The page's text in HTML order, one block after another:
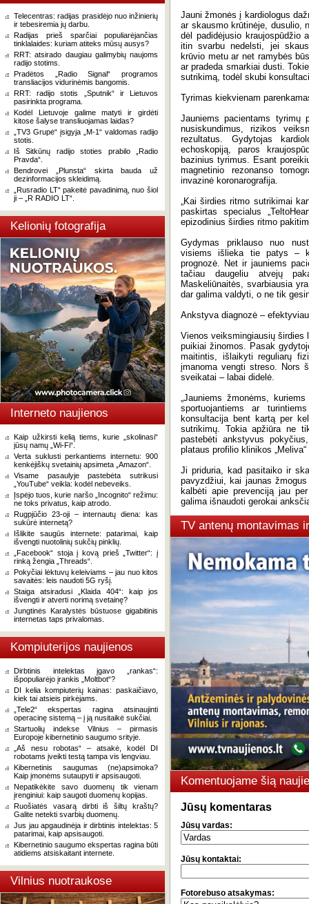
Telecentras: radijas prasidėjo nuo inžinierių
ir tebesiremia jų darbu.
Radijas prieš sparčiai populiarėjančias
tinklalaides: kuriam atiteks mūsų ausys?
RRT: atsirado daugiau galimybių naujoms
radijo stotims.
Pradėtos „Radio Signal“ programos
transliacijos vidurinėmis bangomis.
RRT: radijo stotis „Sputnik“ ir Lietuvos
pasirinkta programa.
Kodėl Lietuvoje galime matyti ir girdėti
kitose šalyse transliuojamas laidas?
„TV3 Grupė“ įsigyja „M-1“ valdomas radijo
stotis.
Iš Sitkūnų radijo stoties prabilo „Radio
Pravda“.
Bendrovei „Plunsta“ skirta bauda už
dezinformacijos skleidimą.
„Rusradio LT“ pakeitė pavadinimą, nuo šiol
ji – „R RADIO LT“.
Kelionių fotografija
Interneto naujienos
Kaip užkirsti kelią tiems, kurie „skolinasi“
jūsų namų „Wi-Fi“.
Verta suklusti perkantiems internetu: 900
kenkėjiškų svetainių apsimeta „Amazon“.
Visame pasaulyje pastebėta sutrikusi
„YouTube“ veikla: kodėl nebeveiks.
Įspėjo tuos, kurie naršo „Incognito“ režimu:
ne toks privatus, kaip atrodo.
Rugpjūčio 23-oji – internautų diena: kas
sukūrė internetą?
Išlikite saugūs internete: patarimai, kaip
išvengti nuotolinių sukčių pinklių.
„Facebook“ stoja į kovą prieš „Twitter“: į
rinką žengia „Threads“.
Pokyčiai lėktuvų keleiviams – jau nuo kitos
savaitės: leis naudoti 5G ryšį.
Staiga atsiradusi „Klaida 404“: kaip jos
išvengti ir atverti norimą svetainę?
Jungtinės Karalystės būstuose gigabitinis
internetas taps privalomas.
Kompiuterijos naujienos
Dirbtinis intelektas įgavo „rankas“:
išpopuliarėjo įrankis „Moltbot“?
DI kelia kompiuterių kainas: paskaičiavo,
kiek tai atsieis pirkėjams.
„Tele2“ ekspertas ragina atsinaujinti
operacinę sistemą – į ją nusitaikė sukčiai.
Startuolių indekse Vilnius – pirmasis
Europoje kibernetinio saugumo srityje.
„Aš nesu robotas“ – atsakė, kodėl DI
robotams įveikti testą tampa vis lengviau.
Kibernetinis saugumas (ne)apsimoka?
Kaip įmonėms sutaupyti ir apsisaugoti.
Nepatikėkite savo duomenų tik vienam
įrenginiui: kaip saugoti duomenų kopijas.
Ruošiatės vasarą dirbti iš šiltų kraštų?
Galite netekti svarbių duomenų.
Jus jau apgaudinėja ir dirbtinis intelektas: 5
patarimai, kaip apsisaugoti.
Kibernetinio saugumo ekspertas ragina būti
atidiems atsiskaitant internete.
Vilnius nuotraukose
Jauni žmonės į kardiologus
ar skausmo krūtinėje, dusulio,
dėl padidėjusio kraujospūdžio
itin svarbu nedelsti, jei
krūvio metu ar net ramybės
ar pradeda smarkiai dusti.
sutrikimą, todėl skubi
Tyrimas kiekvienam
Jauniems pacientams tyrimų
nusiskundimus, rizikos
rezultatus. Gydytojas
echoskopiją, paros
bazinius tyrimus. Esant
magnetinio rezonanso
invazinė koronarografija.
„Kai širdies ritmo sutrikimai
paskirtas specialus
epizodinius širdies ritmo
Gydymas priklauso nuo
visiems išlieka tie patys –
prognozė. Net ir jauniems
tačiau daugeliu atvejų
Maskeliūnaitės, svarbiausia
dar galima valdyti, o ne tik
Ankstyva diagnozė –
Vienos veiksmingiausių širdies
puikiai žinomos. Pasak
maitintis, išlaikyti reguliarų
įmanoma vengti streso. Nors
sveikatai – labai didelė.
„Jauniems žmonėms,
sportuojantiems ar
konsultacija bent kartą per
sutrikimų. Tokia apžiūra ne
pastebėti ankstyvus
plataus profilio klinikos
Ji priduria, kad pasitaiko ir
pavyzdžiui, kai jaunas
kalbėti apie prevenciją jau
galima išnaudoti gerokai
TV antenų montavimas
Komentuojame šią
Jūsų komentaras
Jūsų vardas:
Jūsų kontaktai:
Fotorebuso atsakymas: